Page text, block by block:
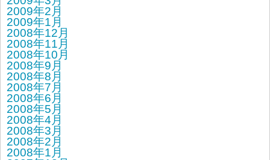
2009年2月
2009年1月
2008年12月
2008年11月
2008年10月
2008年9月
2008年8月
2008年7月
2008年6月
2008年5月
2008年4月
2008年3月
2008年2月
2008年1月